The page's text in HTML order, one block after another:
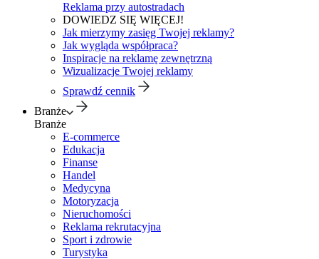
Reklama przy autostradach
DOWIEDZ SIĘ WIĘCEJ!
Jak mierzymy zasięg Twojej reklamy?
Jak wygląda współpraca?
Inspiracje na reklamę zewnętrzną
Wizualizacje Twojej reklamy
Sprawdź cennik
Branże
Branże
E-commerce
Edukacja
Finanse
Handel
Medycyna
Motoryzacja
Nieruchomości
Reklama rekrutacyjna
Sport i zdrowie
Turystyka